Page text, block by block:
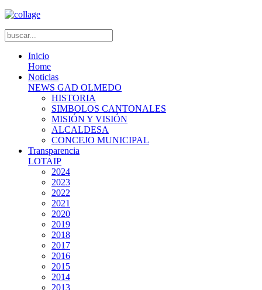
Inicio
Home
Noticias
NEWS GAD OLMEDO
HISTORIA
SIMBOLOS CANTONALES
MISIÓN Y VISIÓN
ALCALDESA
CONCEJO MUNICIPAL
Transparencia
LOTAIP
2024
2023
2022
2021
2020
2019
2018
2017
2016
2015
2014
2013